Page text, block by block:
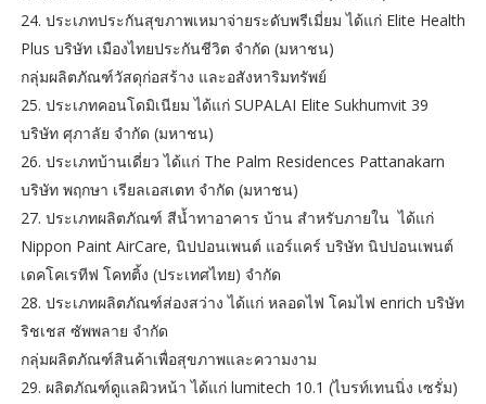
24. ประเภทประกันสุขภาพเหมาจ่ายระดับพรีเมี่ยม ได้แก่ Elite Health
Plus บริษัท เมืองไทยประกันชีวิต จำกัด (มหาชน)
กลุ่มผลิตภัณฑ์วัสดุก่อสร้าง และอสังหาริมทรัพย์
25. ประเภทคอนโดมิเนียม ได้แก่ SUPALAI Elite Sukhumvit 39
บริษัท ศุภาลัย จํากัด (มหาชน)
26. ประเภทบ้านเดี่ยว ได้แก่ The Palm Residences Pattanakarn
บริษัท พฤกษา เรียลเอสเตท จำกัด (มหาชน)
27. ประเภทผลิตภัณฑ์ สีน้ำทาอาคาร บ้าน สำหรับภายใน ได้แก่
Nippon Paint AirCare, นิปปอนเพนต์ แอร์แคร์ บริษัท นิปปอนเพนต์
เดคโคเรทีฟ โคทติ้ง (ประเทศไทย) จำกัด
28. ประเภทผลิตภัณฑ์ส่องสว่าง ได้แก่ หลอดไฟ โคมไฟ enrich บริษัท
ริชเชส ซัพพลาย จำกัด
กลุ่มผลิตภัณฑ์สินค้าเพื่อสุขภาพและความงาม
29. ผลิตภัณฑ์ดูแลผิวหน้า ได้แก่ lumitech 10.1 (ไบรท์เทนนิ่ง เซรั่ม)